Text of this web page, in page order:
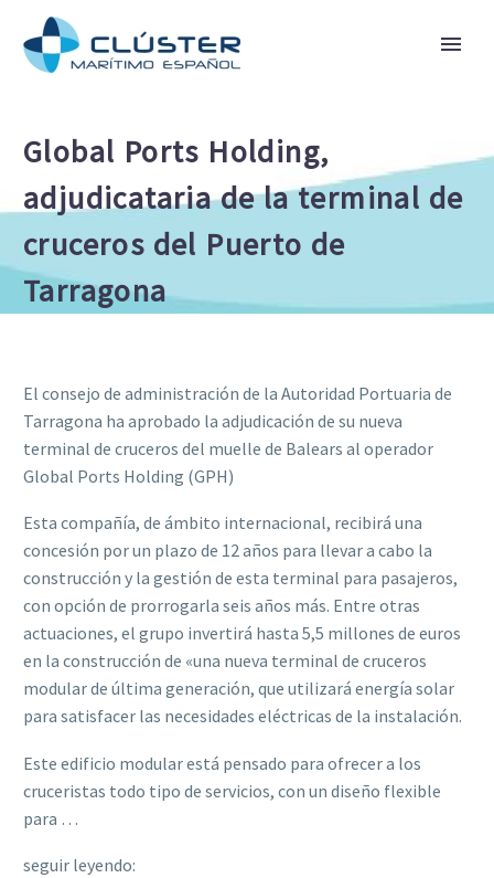
Global Ports Holding,
adjudicataria de la terminal de
cruceros del Puerto de
Tarragona
El consejo de administración de la Autoridad Portuaria de
Tarragona ha aprobado la adjudicación de su nueva
terminal de cruceros del muelle de Balears al operador
Global Ports Holding (GPH)
Esta compañía, de ámbito internacional, recibirá una
concesión por un plazo de 12 años para llevar a cabo la
construcción y la gestión de esta terminal para pasajeros,
con opción de prorrogarla seis años más. Entre otras
actuaciones, el grupo invertirá hasta 5,5 millones de euros
en la construcción de «una nueva terminal de cruceros
modular de última generación, que utilizará energía solar
para satisfacer las necesidades eléctricas de la instalación.
Este edificio modular está pensado para ofrecer a los
cruceristas todo tipo de servicios, con un diseño flexible
para …
seguir leyendo: